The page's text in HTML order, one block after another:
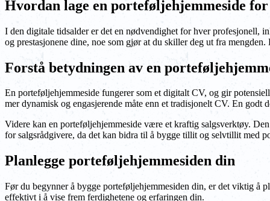
Hvordan lage en porteføljehjemmeside
I den digitale tidsalder er det en nødvendighet for hver profesjonell,
og prestasjonene dine, noe som gjør at du skiller deg ut fra
Forstå betydningen av en
En porteføljehjemmeside fungerer som et digitalt CV, og gir
mer dynamisk og engasjerende måte enn et tradisjonelt CV. En
Videre kan en porteføljehjemmeside være et kraftig salgsverktøy.
for salgsrådgivere, da det kan bidra til å bygge tillit og selvtillit med
Planlegge porteføljehjemmesiden din
Før du begynner å bygge porteføljehjemmesiden din, er det viktig å
effektivt i å vise frem ferdighetene og erfaringen din.